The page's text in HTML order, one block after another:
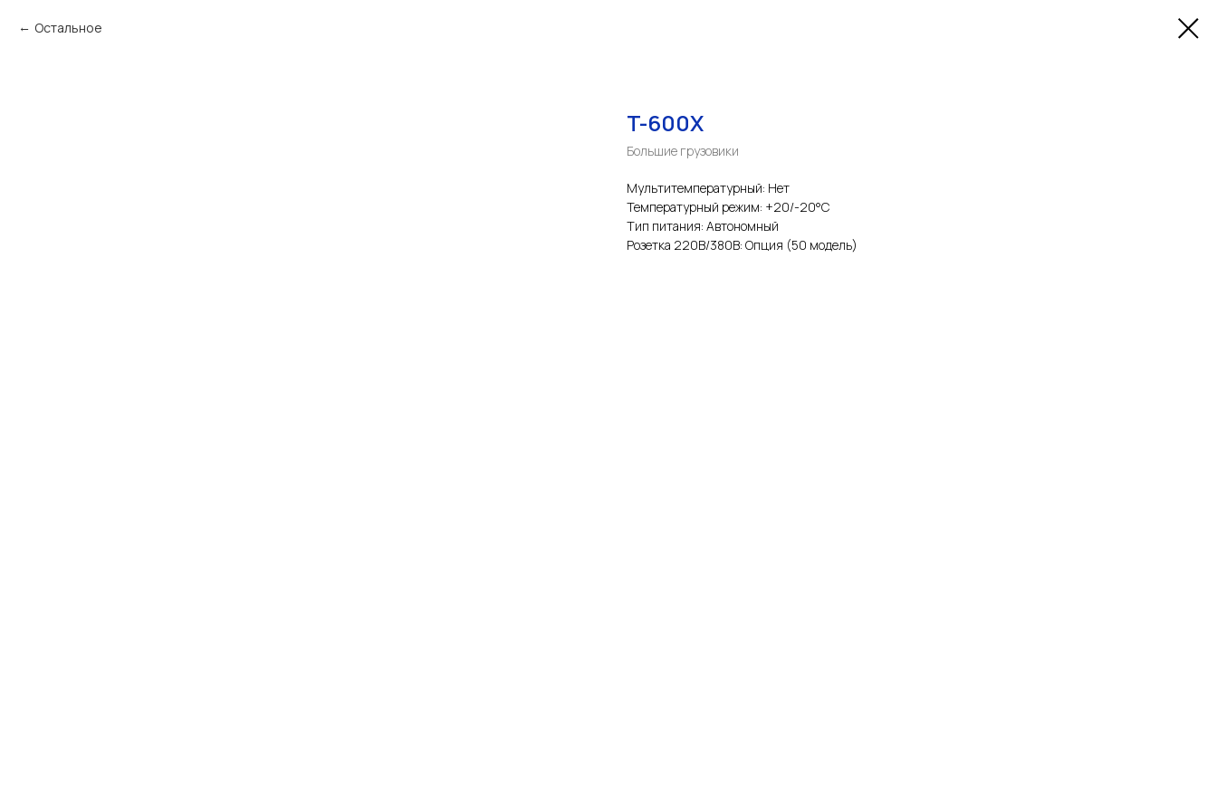
Остальное
T-600X
Большие грузовики
Мультитемпературный: Нет
Температурный режим: +20/-20°С
Тип питания: Автономный
Розетка 220В/380В: Опция (50 модель)